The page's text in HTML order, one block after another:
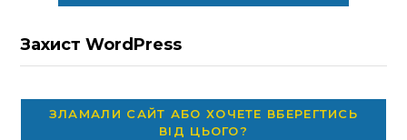
Захист WordPress
ЗЛАМАЛИ САЙТ АБО ХОЧЕТЕ ВБЕРЕГТИСЬ
ВІД ЦЬОГО?